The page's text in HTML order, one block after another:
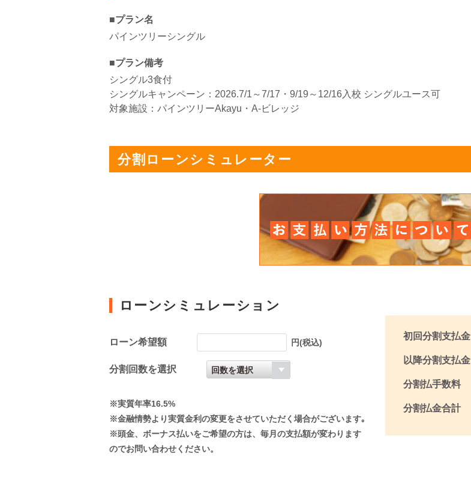
■プラン名
パインツリーシングル
■プラン備考
シングル3食付
シングルキャンペーン：2026.7/1～7/17・9/19～12/16入校 シングルユース可
対象施設：パインツリーAkayu・A-ビレッジ
分割ローンシミュレーター
ローンシミュレーション
ローン希望額 円(税込)
分割回数を選択
初回分割支払金
以降分割支払金
分割払手数料
分割払金合計
※実質年率16.5%
※金融情勢より実質金利の変更をさせていただく場合がございます｡
※頭金、ボーナス払いをご希望の方は、毎月の支払額が変わります
のでお問い合わせください。